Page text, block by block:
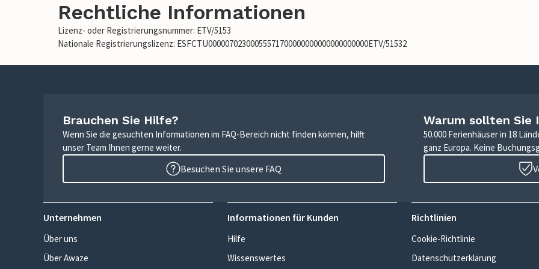
Rechtliche Informationen
Lizenz- oder Registrierungsnummer: ETV/5153
Nationale Registrierungslizenz: ESFCTU00000702300055571700000000000000000000ETV/51532
Brauchen Sie Hilfe?
Wenn Sie die gesuchten Informationen im FAQ-Bereich nicht finden können, hilft
unser Team Ihnen gerne weiter.
Besuchen Sie unsere FAQ
Warum sollten Sie
50.000 Ferienhäuser in 18
ganz Europa. Keine
Unternehmen
Über uns
Über Awaze
Informationen für Kunden
Hilfe
Wissenswertes
Richtlinien
Cookie-Richtlinie
Datenschutzerklärung